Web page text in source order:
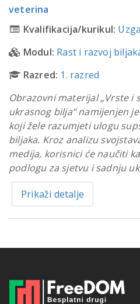
veterina
Kvalifikacija/kurikul:
Modul: Rast i razvoj
Razred: 1. razred
Obrazovni materijal „Vrste i
ukrasnog bilja“ namijenjen
koji žele razumjeti ulogu
biljaka. Kroz analizu
medija, korisnici će naučiti
podlogu za sjetvu i sadnju
Prikaži detalje